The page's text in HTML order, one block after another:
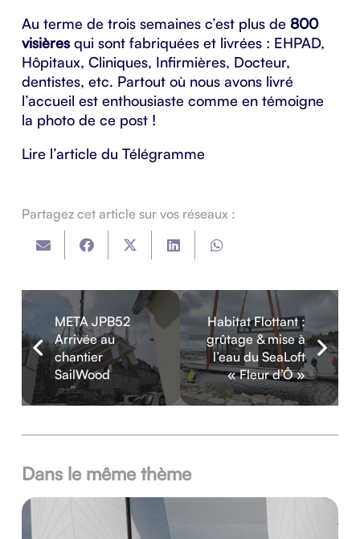
Au terme de trois semaines c’est plus de 800
visières qui sont fabriquées et livrées : EHPAD,
Hôpitaux, Cliniques, Infirmières, Docteur,
dentistes, etc. Partout où nous avons livré
l’accueil est enthousiaste comme en témoigne
la photo de ce post !
Lire l’article du Télégramme
Partagez cet article sur vos réseaux :
META JPB52
Arrivée au
chantier
SailWood
Habitat Flottant :
grûtage & mise à
l’eau du SeaLoft
« Fleur d’Ô »
Dans le même thème